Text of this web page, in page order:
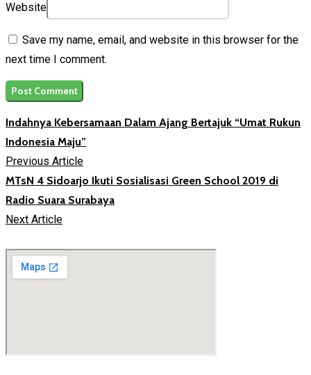
Website
Save my name, email, and website in this browser for the
next time I comment.
Indahnya Kebersamaan Dalam Ajang Bertajuk “Umat Rukun
Indonesia Maju”
Previous Article
MTsN 4 Sidoarjo Ikuti Sosialisasi Green School 2019 di
Radio Suara Surabaya
Next Article